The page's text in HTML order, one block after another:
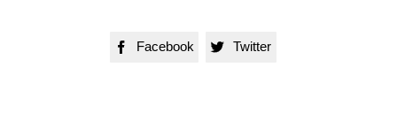
 Facebook  Twitter